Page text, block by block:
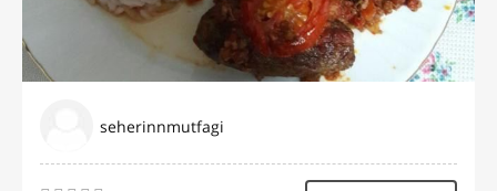
seherinnmutfagi